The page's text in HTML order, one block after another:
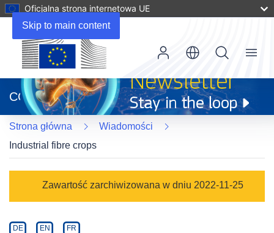
Skip to main content
Oficjalna strona internetowa UE
otworzy
się
w
nowym
oknie)
CORDIS
Menu
Strona główna
Wiadomości
Industrial fibre crops
Category
Zawartość zarchiwizowana w dniu 2022-11-25
Article
DE EN FR